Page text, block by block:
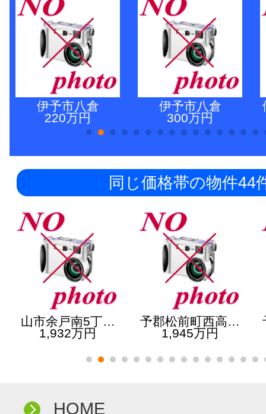
伊予市八倉
220万円
伊予市八倉
300万円
同じ価格帯の物件44
山市余戸南5丁…
1,932万円
予郡松前町西高…
1,945万円
HOME